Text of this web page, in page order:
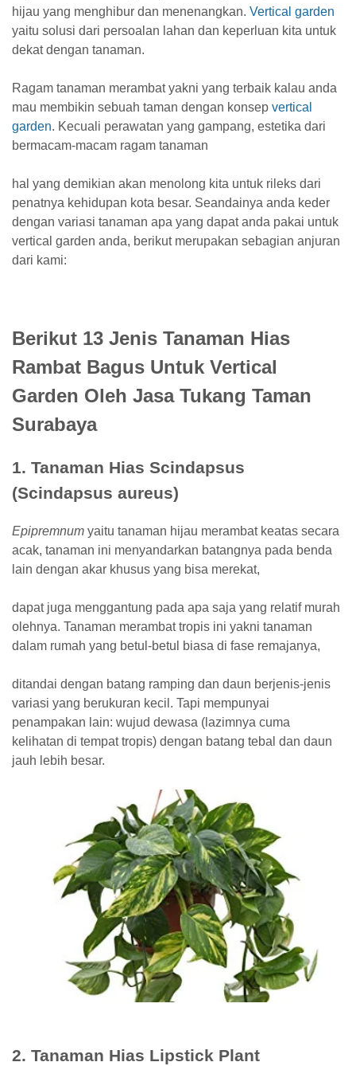
hijau yang menghibur dan menenangkan. Vertical garden
yaitu solusi dari persoalan lahan dan keperluan kita untuk
dekat dengan tanaman.
Ragam tanaman merambat yakni yang terbaik kalau anda
mau membikin sebuah taman dengan konsep vertical
garden. Kecuali perawatan yang gampang, estetika dari
bermacam-macam ragam tanaman
hal yang demikian akan menolong kita untuk rileks dari
penatnya kehidupan kota besar. Seandainya anda keder
dengan variasi tanaman apa yang dapat anda pakai untuk
vertical garden anda, berikut merupakan sebagian anjuran
dari kami:
Berikut 13 Jenis Tanaman Hias
Rambat Bagus Untuk Vertical
Garden Oleh Jasa Tukang Taman
Surabaya
1. Tanaman Hias Scindapsus
(Scindapsus aureus)
Epipremnum yaitu tanaman hijau merambat keatas secara
acak, tanaman ini menyandarkan batangnya pada benda
lain dengan akar khusus yang bisa merekat,
dapat juga menggantung pada apa saja yang relatif murah
olehnya. Tanaman merambat tropis ini yakni tanaman
dalam rumah yang betul-betul biasa di fase remajanya,
ditandai dengan batang ramping dan daun berjenis-jenis
variasi yang berukuran kecil. Tapi mempunyai
penampakan lain: wujud dewasa (lazimnya cuma
kelihatan di tempat tropis) dengan batang tebal dan daun
jauh lebih besar.
2. Tanaman Hias Lipstick Plant